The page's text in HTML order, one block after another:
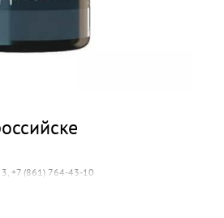
3, +7 (861) 764-43-10